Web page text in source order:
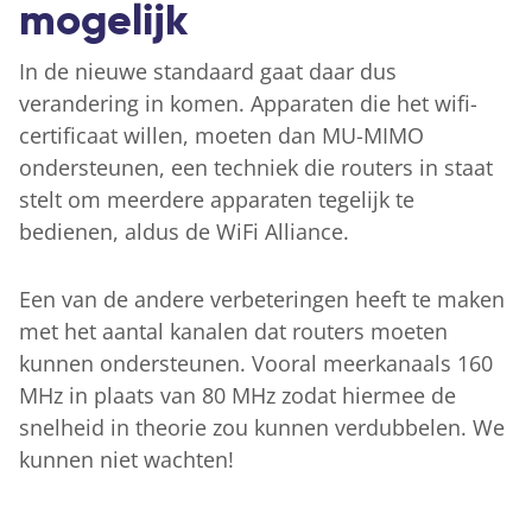
mogelijk
In de nieuwe standaard gaat daar dus
verandering in komen. Apparaten die het wifi-
certificaat willen, moeten dan MU-MIMO
ondersteunen, een techniek die routers in staat
stelt om meerdere apparaten tegelijk te
bedienen, aldus de WiFi Alliance.
Een van de andere verbeteringen heeft te maken
met het aantal kanalen dat routers moeten
kunnen ondersteunen. Vooral meerkanaals 160
MHz in plaats van 80 MHz zodat hiermee de
snelheid in theorie zou kunnen verdubbelen. We
kunnen niet wachten!